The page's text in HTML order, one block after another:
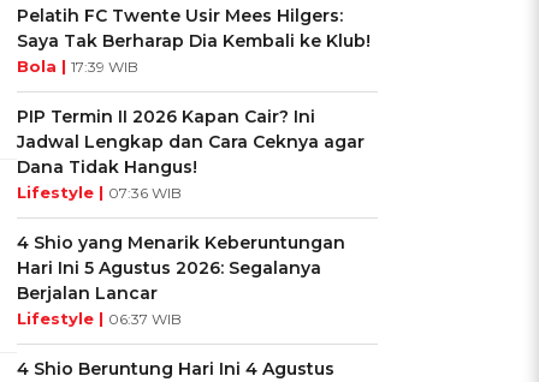
Pelatih FC Twente Usir Mees Hilgers:
Saya Tak Berharap Dia Kembali ke Klub!
Bola | 17:39 WIB
PIP Termin II 2026 Kapan Cair? Ini
Jadwal Lengkap dan Cara Ceknya agar
Dana Tidak Hangus!
Lifestyle | 07:36 WIB
4 Shio yang Menarik Keberuntungan
Hari Ini 5 Agustus 2026: Segalanya
Berjalan Lancar
Lifestyle | 06:37 WIB
4 Shio Beruntung Hari Ini 4 Agustus